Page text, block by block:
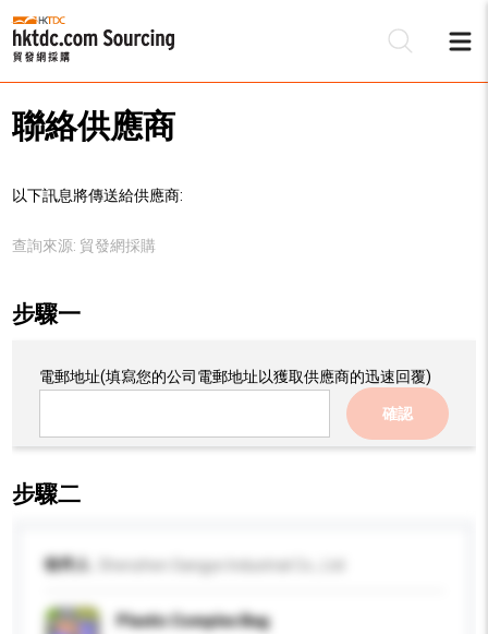
聯絡供應商
以下訊息將傳送給供應商:
查詢來源: 貿發網採購
步驟一
電郵地址(填寫您的公司電郵地址以獲取供應商的迅速回覆)
確認
步驟二
收件人
Plastic Complex Bag